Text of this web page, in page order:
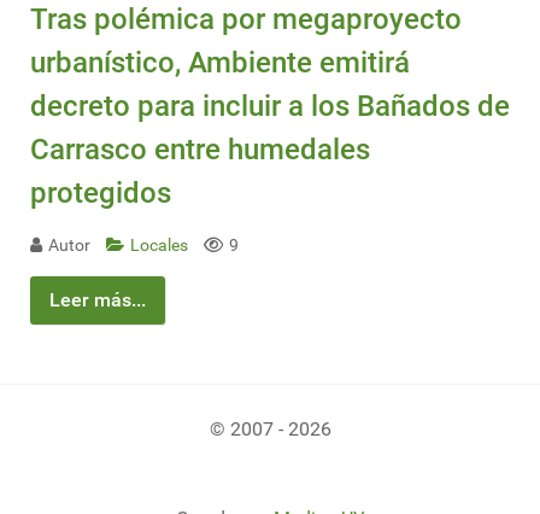
Tras polémica por megaproyecto
urbanístico, Ambiente emitirá
decreto para incluir a los Bañados de
Carrasco entre humedales
protegidos
Autor Locales 9
Leer más...
© 2007 - 2026